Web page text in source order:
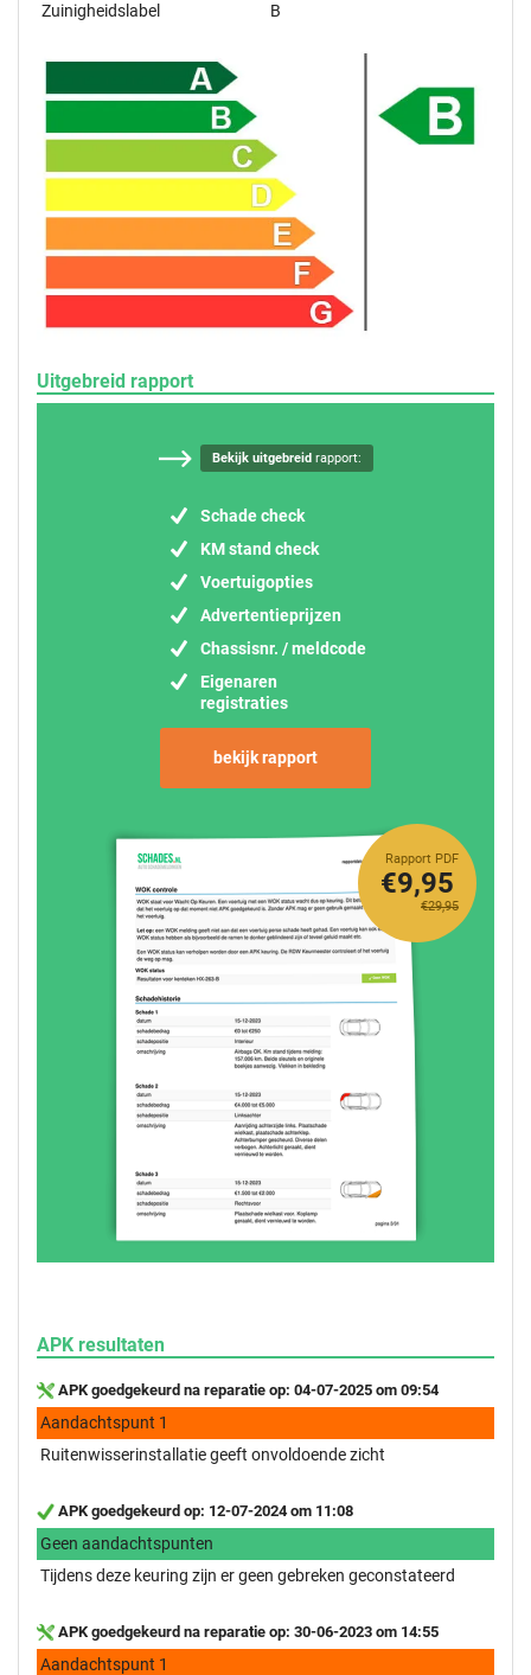
Zuinigheidslabel
B
Uitgebreid rapport
Bekijk uitgebreidrapport:
Schade check
KM stand check
Voertuigopties
Advertentieprijzen
Chassisnr. / meldcode
Eigenaren
registraties
bekijk rapport
Rapport PDF
€29,95
€9,95
APK resultaten
APK goedgekeurd na reparatie op: 04-07-2025 om 09:54
Aandachtspunt 1
Ruitenwisserinstallatie geeft onvoldoende zicht
APK goedgekeurd op: 12-07-2024 om 11:08
Geen aandachtspunten
Tijdens deze keuring zijn er geen gebreken geconstateerd
APK goedgekeurd na reparatie op: 30-06-2023 om 14:55
Aandachtspunt 1